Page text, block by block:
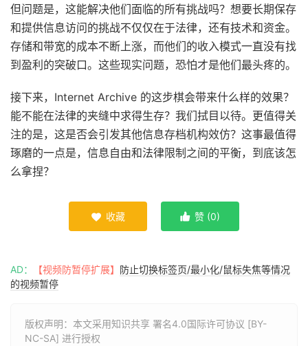
但问题是，这能解决他们面临的所有挑战吗？想要长期保存
和提供信息访问的挑战不仅仅在于法律，还有技术和资金。
存储和带宽的成本不断上涨，而他们的收入模式一直没有找
到盈利的突破口。这些现实问题，恐怕才是他们最头疼的。
接下来，Internet Archive 的这步棋会带来什么样的效果？
能不能在法律的夹缝中求得生存？我们拭目以待。更值得关
注的是，这是否会引发其他信息存档机构效仿？这事最值得
琢磨的一点是，信息自由和法律限制之间的平衡，到底该怎
么拿捏？
 收藏  赞 (0)
AD： 【视频防暂停扩展】 防止切换标签页/最小化/鼠标失焦等情况
的视频暂停
版权声明：本文采用知识共享 署名4.0国际许可协议 [BY-
NC-SA] 进行授权